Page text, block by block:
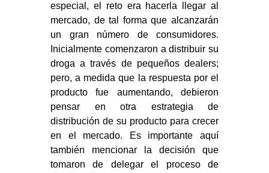
especial, el reto era hacerla llegar al
mercado, de tal forma que alcanzarán
un gran número de consumidores.
Inicialmente comenzaron a distribuir su
droga a través de pequeños dealers;
pero, a medida que la respuesta por el
producto fue aumentando, debieron
pensar en otra estrategia de
distribución de su producto para crecer
en el mercado. Es importante aquí
también mencionar la decisión que
tomaron de delegar el proceso de